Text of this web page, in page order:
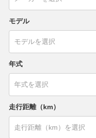
モデル
年式
走行距離（km）